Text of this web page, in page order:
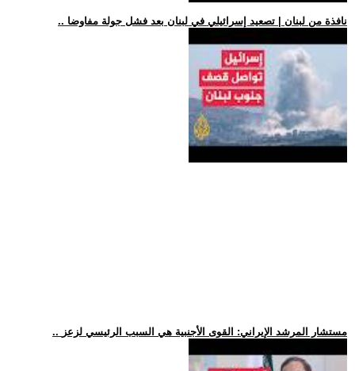
.. نافذة من لبنان | تصعيد إسرائيلي في لبنان بعد فشل جولة مفاوضا
.. مستشار المرشد الإيراني: القوى الأجنبية هي السبب الرئيسي لزعز